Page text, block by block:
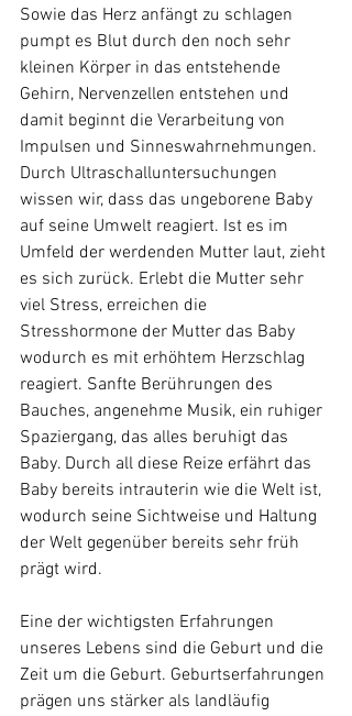
Sowie das Herz anfängt zu schlagen
pumpt es Blut durch den noch sehr
kleinen Körper in das entstehende
Gehirn, Nervenzellen entstehen und
damit beginnt die Verarbeitung von
Impulsen und Sinneswahrnehmungen.
Durch Ultraschalluntersuchungen
wissen wir, dass das ungeborene Baby
auf seine Umwelt reagiert. Ist es im
Umfeld der werdenden Mutter laut, zieht
es sich zurück. Erlebt die Mutter sehr
viel Stress, erreichen die
Stresshormone der Mutter das Baby
wodurch es mit erhöhtem Herzschlag
reagiert. Sanfte Berührungen des
Bauches, angenehme Musik, ein ruhiger
Spaziergang, das alles beruhigt das
Baby. Durch all diese Reize erfährt das
Baby bereits intrauterin wie die Welt ist,
wodurch seine Sichtweise und Haltung
der Welt gegenüber bereits sehr früh
prägt wird.
Eine der wichtigsten Erfahrungen
unseres Lebens sind die Geburt und die
Zeit um die Geburt. Geburtserfahrungen
prägen uns stärker als landläufig